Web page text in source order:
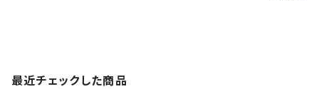
最近チェックした商品